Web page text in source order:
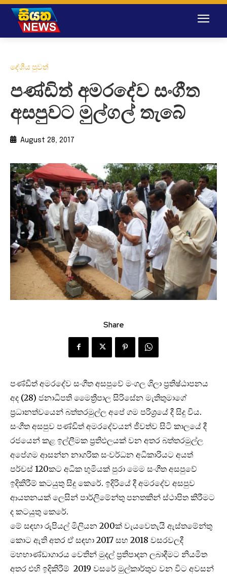
දේශීය පුවත්
පණ්ඩිත් අමරදේව සංගීත
අසපුවට මුල්ගල් තැබේ
August 28, 2017
Share
පණ්ඩිත් අමරදේව සංගීත අසපුවේ මංගල ශිලා ප්‍රතිෂ්ඨාපනය
අද (28) ජනාධිපති මෛත්‍රීපාල සිරිසේන මැතිතුමාගේ
ප්‍රධානත්වයෙන් බත්තරමුල්ල අපේ ගම පරිශ්‍රයේ දී සිදු විය.
සංගීත අසපුව පණ්ඩිත් අමරදේවයන් ජීවත්ව සිටි කාලයේ දී
රජයෙන් කළ ඉල්ලීමක ප්‍රතිඵලයක් වන අතර බත්තරමුල්ල
අපේගම ආසන්න නාගරික සංවර්ධන අධිකාරියට අයත්
පර්චස් 120කට අධික භුමියක් පුරා මෙම සංගීත අසපුවේ
ඉදිකිරීම් කටයුතු සිදු කෙරේ. ඉදිරියේ දී අමරදේව අසපුව
ආයතනයක් ලෙසින් පාර්ලිමේන්තු පනතකින් ස්ථාපිත කිරීමට
ද කටයුතු කෙරේ.
මේ සඳහා රුපියල් මිලියන 200ක් වැයවෙතැයි ඇස්තමේන්තු
කොට ඇති අතර ඒ සඳහා 2017 සහ 2018 වසරවලදී
මහභාණ්ඩාගාරය වෙතින් මුදල් ප්‍රතිපාදන ලබාදීමට නියමිත
අතර එහි ඉදිකිරීම් 2019 වසරේ මුල්කාර්තුව වන විට අවසන්